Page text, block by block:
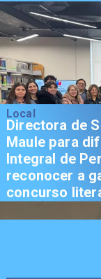
Local
Directora de
Maule para
Integral de
reconocer a
concurso